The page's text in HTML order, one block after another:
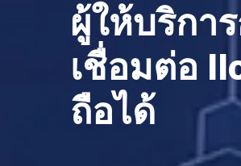
ผู้ให้บริกา
เชื่อมต่อ
ถือได้